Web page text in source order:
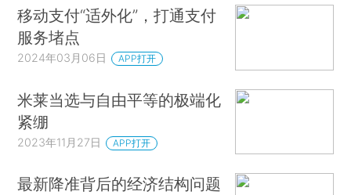
移动支付“适外化”，打通支付
服务堵点
2024年03月06日 APP打开
米莱当选与自由平等的极端化
紧绷
2023年11月27日 APP打开
最新降准背后的经济结构问题